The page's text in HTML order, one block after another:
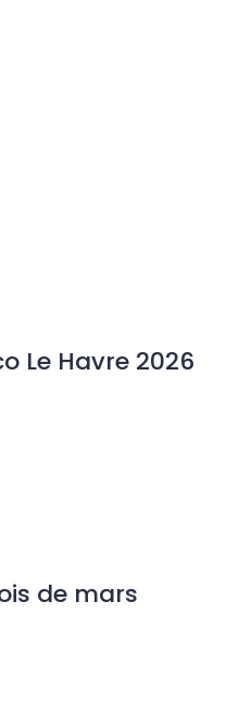
Le Havre 2026
de mars